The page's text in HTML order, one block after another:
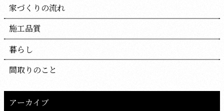
家づくりの流れ
施工品質
暮らし
間取りのこと
アーカイブ